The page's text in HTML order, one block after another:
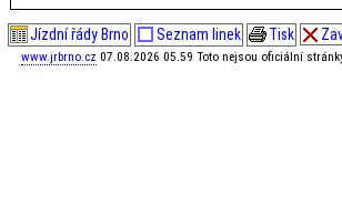
Jízdní řády Brno Seznam linek Tisk
www.jrbrno.cz 07.08.2026 05.59 Toto nejsou oficiální